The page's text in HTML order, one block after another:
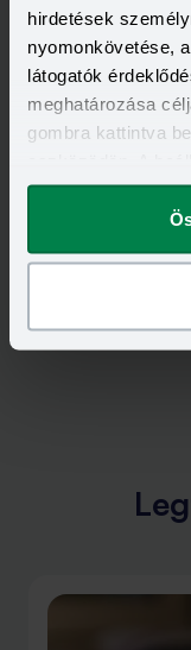
hirdetések
nyomonkövetése,
látogatók
meghatározása
gombra kattintva
megváltoztathatod.